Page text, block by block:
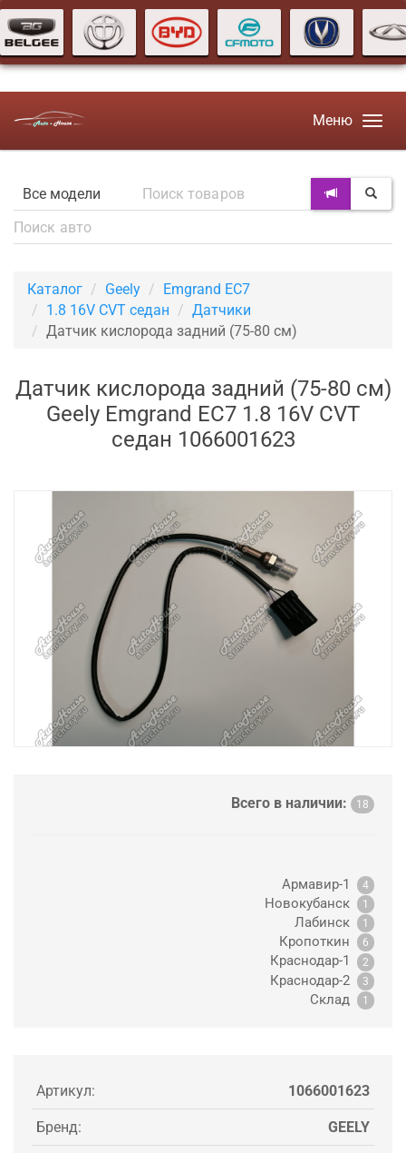
Меню
Каталог Geely
Emgrand EC7
1.8 16V CVT седан
Датчики
Датчик кислорода задний (75-80 см)
Датчик кислорода задний (75-80 см)
Geely Emgrand EC7 1.8 16V CVT
седан 1066001623
Всего в наличии: 18
Армавир-1 4
Новокубанск 1
Лабинск 1
Кропоткин 6
Краснодар-1 2
Краснодар-2 3
Склад 1
Артикул: 1066001623
Бренд: GEELY